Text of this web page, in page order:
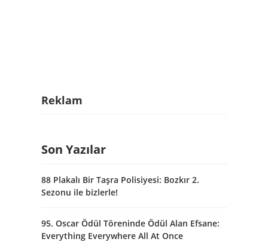
Reklam
Son Yazılar
88 Plakalı Bir Taşra Polisiyesi: Bozkır 2.
Sezonu ile bizlerle!
95. Oscar Ödül Töreninde Ödül Alan Efsane:
Everything Everywhere All At Once